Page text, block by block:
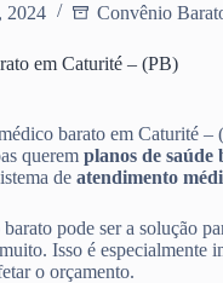
2024 Convênio
em Caturité – (PB)
barato em Caturité –
querem planos de saúde
de atendimento
pode ser a solução
Isso é especialmente
o orçamento.